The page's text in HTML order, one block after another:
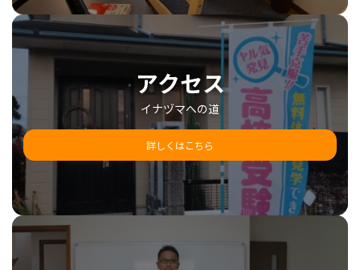
アクセス
イナヅマへの道
詳しくはこちら